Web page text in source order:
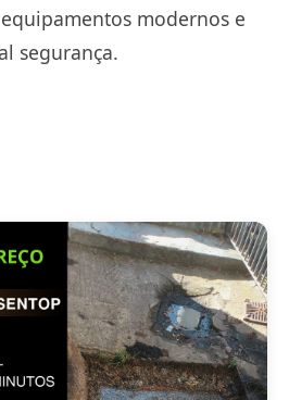
modernos e
segurança.